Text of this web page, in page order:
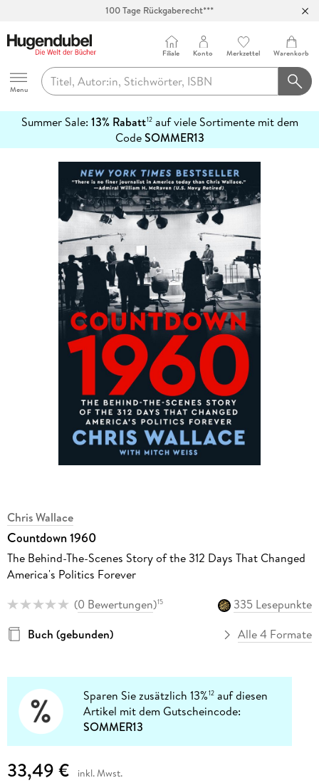
100 Tage Rückgaberecht***
Hugendubel
Menu
Filiale Konto Merkzettel Warenkorb
Summer Sale: 13% Rabatt12auf viele Sortimente mit dem
CodeSOMMER13
erfahren
Chris Wallace
Countdown 1960
The Behind-The-Scenes Story of the 312 Days That Changed
America's Politics Forever
(0 Bewertungen)15
335 Lesepunkte
Buch (gebunden)
Alle 4 Formate
Sparen Sie zusätzlich 13%12 auf diesen
Artikel mit dem Gutscheincode:
SOMMER13
33,49 € inkl. Mwst.